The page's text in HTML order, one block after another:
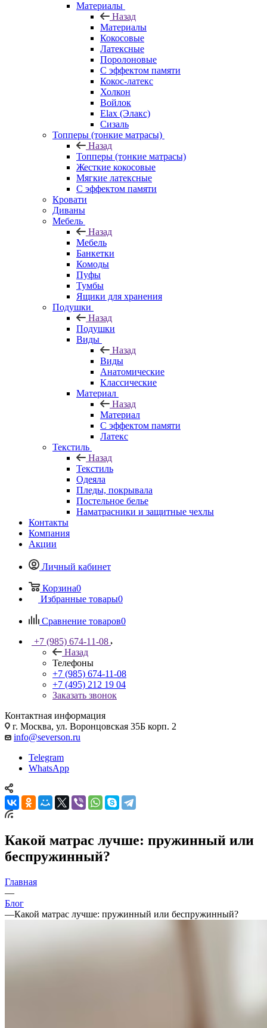
Материалы
Назад
Материалы
Кокосовые
Латексные
Поролоновые
С эффектом памяти
Кокос-латекс
Холкон
Войлок
Elax (Элакс)
Сизаль
Топперы (тонкие матрасы)
Назад
Топперы (тонкие матрасы)
Жесткие кокосовые
Мягкие латексные
С эффектом памяти
Кровати
Диваны
Мебель
Назад
Мебель
Банкетки
Комоды
Пуфы
Тумбы
Ящики для хранения
Подушки
Назад
Подушки
Виды
Назад
Виды
Анатомические
Классические
Материал
Назад
Материал
С эффектом памяти
Латекс
Текстиль
Назад
Текстиль
Одеяла
Пледы, покрывала
Постельное белье
Наматрасники и защитные чехлы
Контакты
Компания
Акции
Личный кабинет
Корзина0
Избранные товары0
Сравнение товаров0
+7 (985) 674-11-08
Назад
Телефоны
+7 (985) 674-11-08
+7 (495) 212 19 04
Заказать звонок
Контактная информация
г. Москва, ул. Воронцовская 35Б корп. 2
info@severson.ru
Telegram
WhatsApp
Какой матрас лучше: пружинный или
беспружинный?
Главная
—
Блог
—Какой матрас лучше: пружинный или беспружинный?